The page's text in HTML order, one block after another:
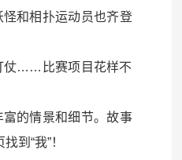
和相扑运动员也齐登
仗……比赛项目花样不
的情景和细节。故事
到“我”！